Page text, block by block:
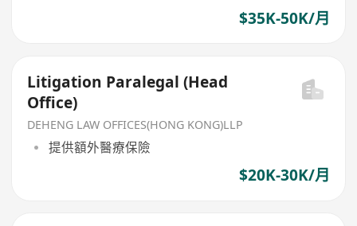
$35K-50K/月
Litigation Paralegal (Head
Office)
DEHENG LAW OFFICES(HONG KONG)LLP
提供額外醫療保險
$20K-30K/月